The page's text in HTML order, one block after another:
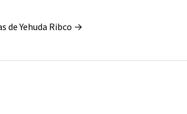
de Yehuda Ribco →